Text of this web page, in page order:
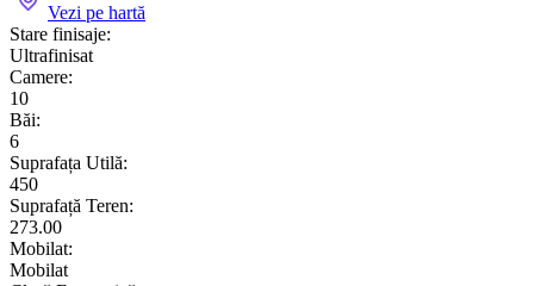
Vezi pe hartă
Stare finisaje:
Ultrafinisat
Camere:
10
Băi:
6
Suprafața Utilă:
450
Suprafață Teren:
273.00
Mobilat:
Mobilat